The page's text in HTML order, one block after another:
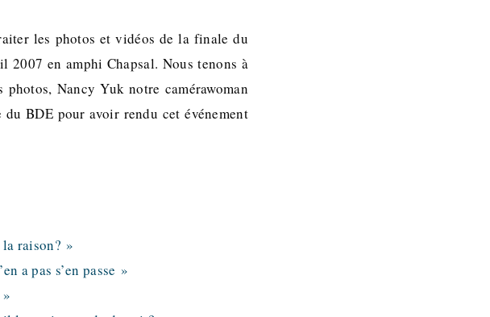
les photos et vidéos de la finale du
2007 en amphi Chapsal. Nous tenons à
Nancy Yuk notre camérawoman
BDE pour avoir rendu cet événement
raison? »
a pas s’en passe »